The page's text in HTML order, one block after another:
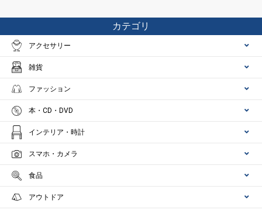
カテゴリ
アクセサリー
雑貨
ファッション
本・CD・DVD
インテリア・時計
スマホ・カメラ
食品
アウトドア